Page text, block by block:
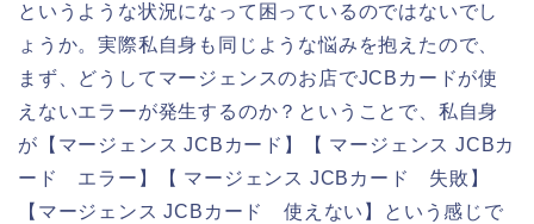
というような状況になって困っているのではないでし
ょうか。実際私自身も同じような悩みを抱えたので、
まず、どうしてマージェンスのお店でJCBカードが使
えないエラーが発生するのか？ということで、私自身
が【マージェンス JCBカード】【 マージェンス JCBカ
ード エラー】【 マージェンス JCBカード 失敗】
【マージェンス JCBカード 使えない】という感じで